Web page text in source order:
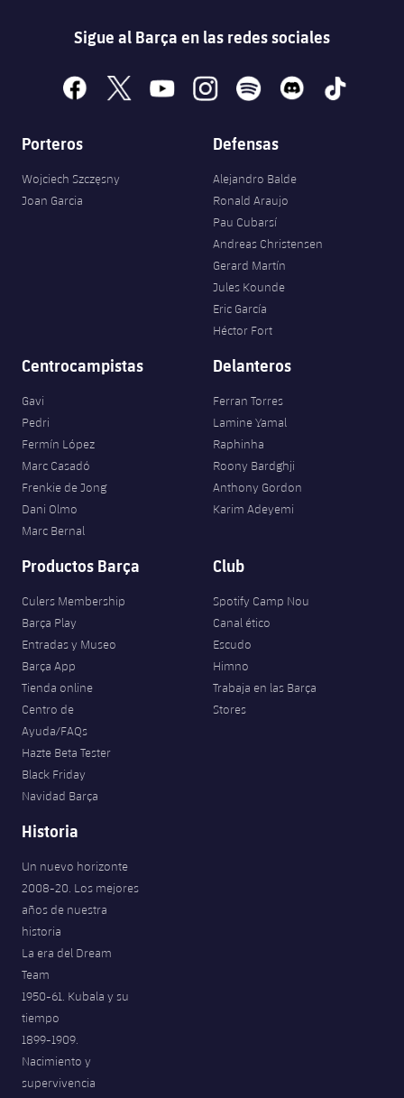
Sigue al Barça en las redes sociales
facebook
x youtubeinstagramspotify discord tiktok
Porteros
Wojciech Szczęsny
Joan Garcia
Defensas
Alejandro Balde
Ronald Araujo
Pau Cubarsí
Andreas Christensen
Gerard Martín
Jules Kounde
Eric García
Héctor Fort
Centrocampistas
Gavi
Pedri
Fermín López
Marc Casadó
Frenkie de Jong
Dani Olmo
Marc Bernal
Delanteros
Ferran Torres
Lamine Yamal
Raphinha
Roony Bardghji
Anthony Gordon
Karim Adeyemi
Productos Barça
Culers Membership
Barça Play
Entradas y Museo
Barça App
Tienda online
Centro de
Ayuda/FAQs
Hazte Beta Tester
Black Friday
Navidad Barça
Club
Spotify Camp Nou
Canal ético
Escudo
Himno
Trabaja en las Barça
Stores
Historia
Un nuevo horizonte
2008-20. Los mejores
años de nuestra
historia
La era del Dream
Team
1950-61. Kubala y su
tiempo
1899-1909.
Nacimiento y
supervivencia